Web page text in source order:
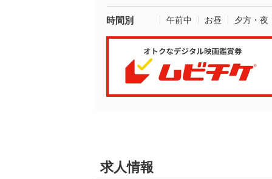
時間別 午前中 お昼 夕方・夜
求人情報